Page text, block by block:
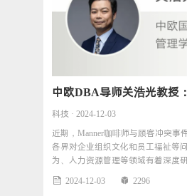
科技 · 2024-12-03
近期，Manner咖啡师与顾客冲突事
各界对企业组织文化和员工福祉等
为、人力资源管理等领域有着深度
授关浩光，以M
 2024-12-03  2296